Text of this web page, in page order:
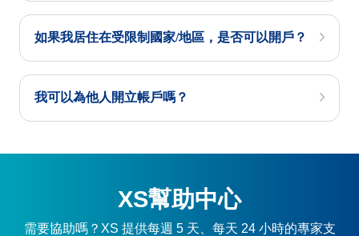
如果我居住在受限制國家/地區，是否可以開戶？
我可以為他人開立帳戶嗎？
XS幫助中心
需要協助嗎？XS 提供每週 5 天、每天 24 小時的專家支